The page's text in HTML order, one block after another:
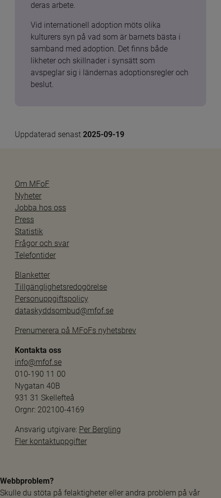
deras arbete.
Vid internationell adoption möts olika
kulturers syn på vad som är barnets bästa i
samband med adoption. Det finns både
likheter och skillnader i synsätt som
avspeglar sig i ländernas adoptionsregler och
beslut.
Uppdaterad senast 2025-09-19
Om MFoF
Nyheter
Jobba hos oss
Press
Statistik
Frågor och svar
Telefontider
Blanketter
Tillgänglighetsredogörelse
Personuppgiftspolicy
dataskyddsombud@mfof.se
Prenumerera på MFoFs nyhetsbrev
Kontakta oss
info@mfof.se
010-190 11 00
Nygatan 40B
931 31 Skellefteå
Orgnr: 202100-4169
Ansvarig utgivare: Per Bergling
Fler kontaktuppgifter
Webbproblem?
Skulle du stöta på felaktigheter eller andra problem på vår